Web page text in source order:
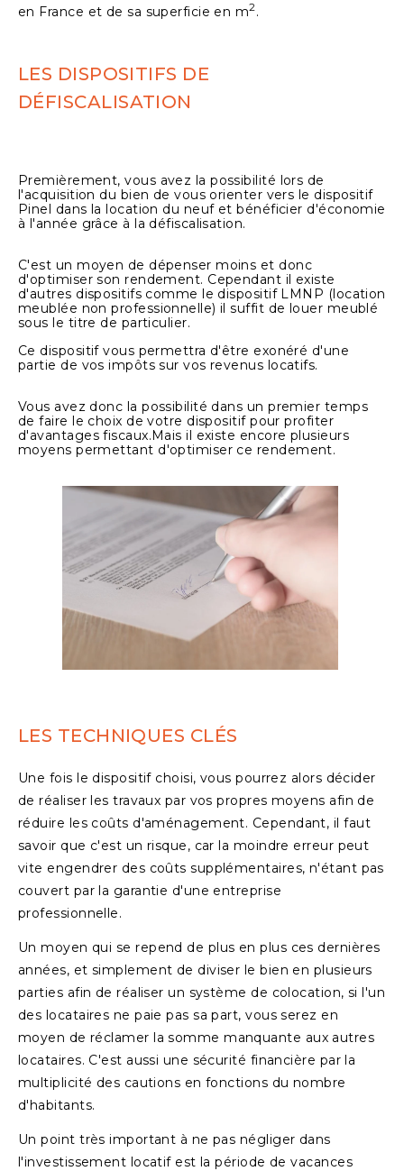
en France et de sa superficie en m2.
LES DISPOSITIFS DE
DÉFISCALISATION
Premièrement, vous avez la possibilité lors de
l'acquisition du bien de vous orienter vers le dispositif
Pinel dans la location du neuf et bénéficier d'économie
à l'année grâce à la défiscalisation.
C'est un moyen de dépenser moins et donc
d'optimiser son rendement. Cependant il existe
d'autres dispositifs comme le dispositif LMNP (location
meublée non professionnelle) il suffit de louer meublé
sous le titre de particulier.
Ce dispositif vous permettra d'être exonéré d'une
partie de vos impôts sur vos revenus locatifs.
Vous avez donc la possibilité dans un premier temps
de faire le choix de votre dispositif pour profiter
d'avantages fiscaux.Mais il existe encore plusieurs
moyens permettant d'optimiser ce rendement.
LES TECHNIQUES CLÉS
Une fois le dispositif choisi, vous pourrez alors décider
de réaliser les travaux par vos propres moyens afin de
réduire les coûts d'aménagement. Cependant, il faut
savoir que c'est un risque, car la moindre erreur peut
vite engendrer des coûts supplémentaires, n'étant pas
couvert par la garantie d'une entreprise
professionnelle.
Un moyen qui se repend de plus en plus ces dernières
années, et simplement de diviser le bien en plusieurs
parties afin de réaliser un système de colocation, si l'un
des locataires ne paie pas sa part, vous serez en
moyen de réclamer la somme manquante aux autres
locataires. C'est aussi une sécurité financière par la
multiplicité des cautions en fonctions du nombre
d'habitants.
Un point très important à ne pas négliger dans
l'investissement locatif est la période de vacances